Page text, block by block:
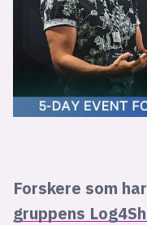
Forskere som
gruppens